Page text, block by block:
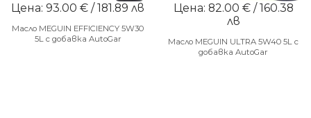
Цена: 93.00 € / 181.89 лв
Масло MEGUIN EFFICIENCY 5W30
5L с добавка AutoGar
Цена: 82.00 € / 160.38
лв
Масло MEGUIN ULTRA 5W40 5L с
добавка AutoGar